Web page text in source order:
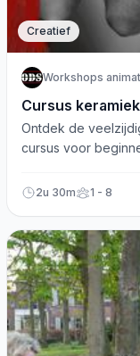
Creatief
Workshops
Cursus keramiek
Ontdek de
cursus voor
2u 30m 1 - 8